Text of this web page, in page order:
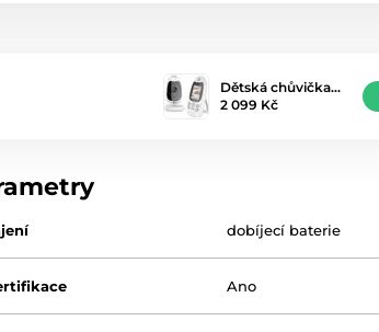
Dětská chůvička…
2 099 Kč
dobíjecí baterie
Ano